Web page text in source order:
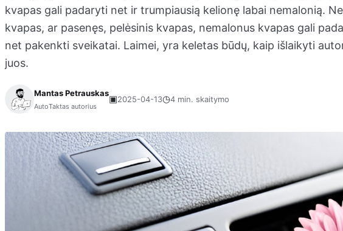
kvapas gali padaryti net ir trumpiausią kelionę labai nemalonią.
kvapas, ar pasenęs, pelėsinis kvapas, nemalonus kvapas gali
net pakenkti sveikatai. Laimei, yra keletas būdų, kaip išlaikyti
juos.
Mantas Petrauskas
AutoTaktas autorius
▣2025-04-13◷4 min. skaitymo